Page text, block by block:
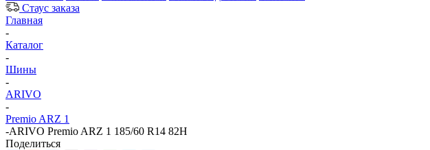
Стаус заказа
Главная
-
Каталог
-
Шины
-
ARIVO
-
Premio ARZ 1
-ARIVO Premio ARZ 1 185/60 R14 82H
Поделиться